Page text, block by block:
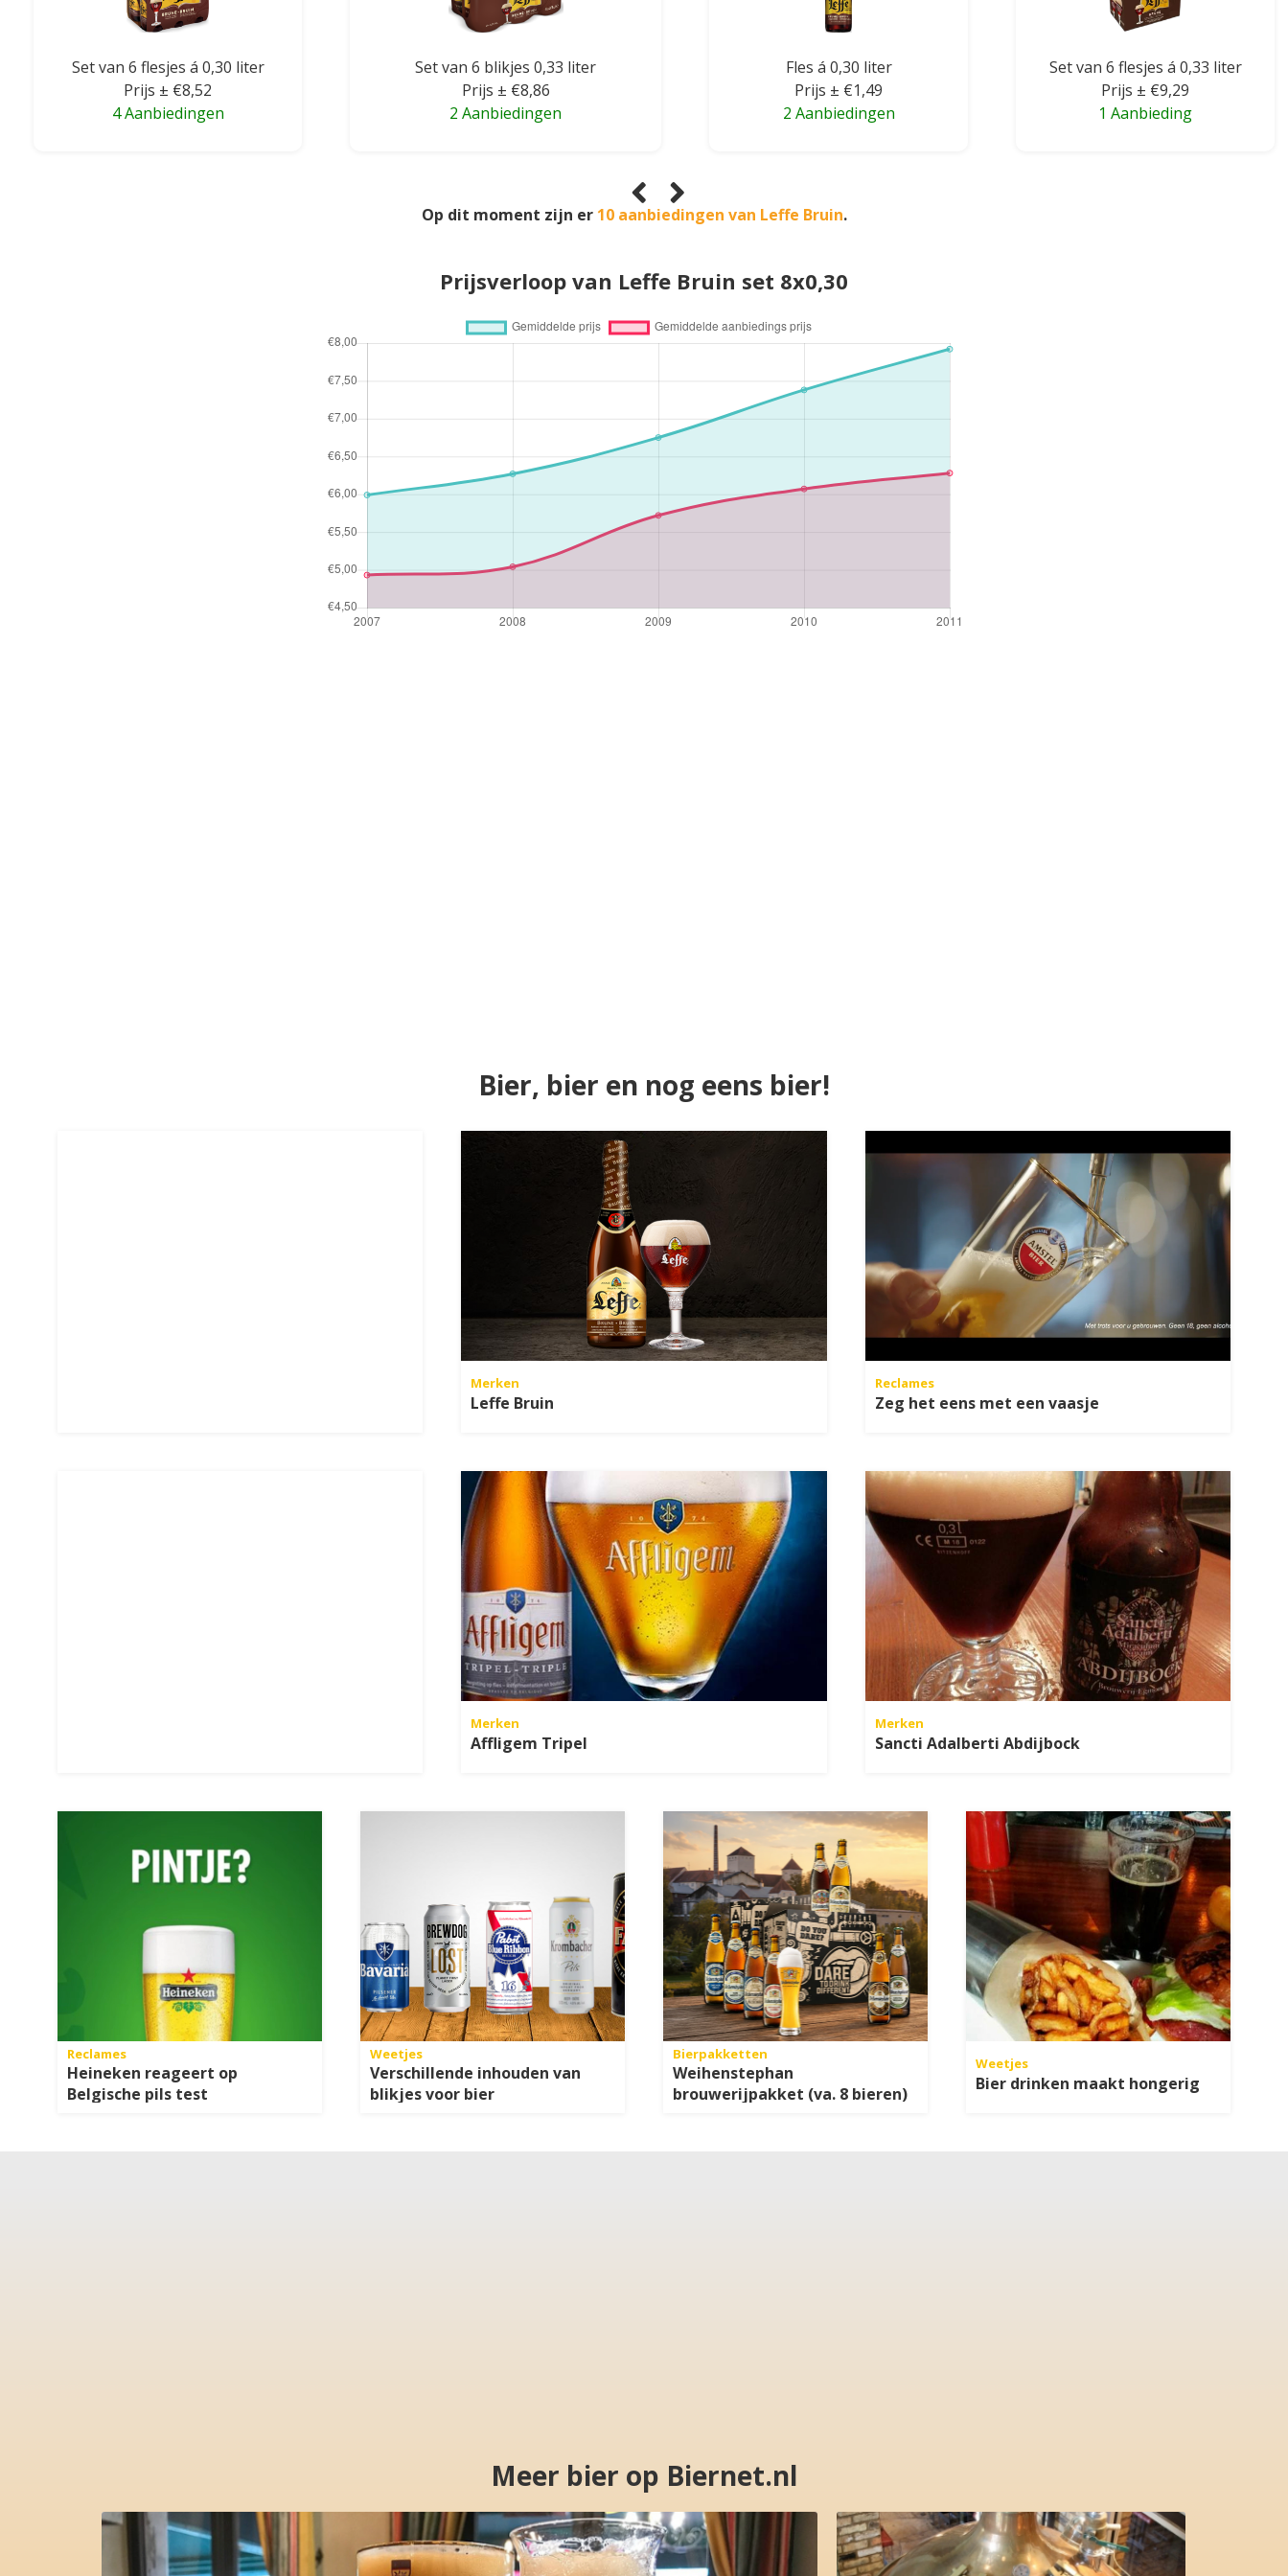
Set van 6 flesjes á 0,30 liter
Prijs ± €8,52
4 Aanbiedingen
Set van 6 blikjes 0,33 liter
Prijs ± €8,86
2 Aanbiedingen
Fles á 0,30 liter
Prijs ± €1,49
2 Aanbiedingen
Set van 6 flesjes á 0,33 liter
Prijs ± €9,29
1 Aanbieding
Op dit moment zijn er 10 aanbiedingen van Leffe Bruin.
Prijsverloop van Leffe Bruin set 8x0,30
Bier, bier en nog eens bier!
Merken
Leffe Bruin
Reclames
Zeg het eens met een vaasje
Merken
Affligem Tripel
Merken
Sancti Adalberti Abdijbock
Reclames
Heineken reageert op
Belgische pils test
Weetjes
Verschillende inhouden van
blikjes voor bier
Bierpakketten
Weihenstephan
brouwerijpakket (va. 8 bieren)
Weetjes
Bier drinken maakt hongerig
Meer bier op Biernet.nl